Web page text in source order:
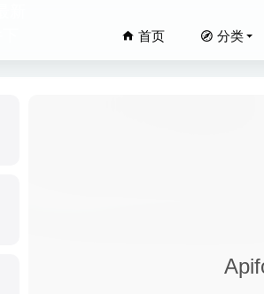
首页 分类
Adobe